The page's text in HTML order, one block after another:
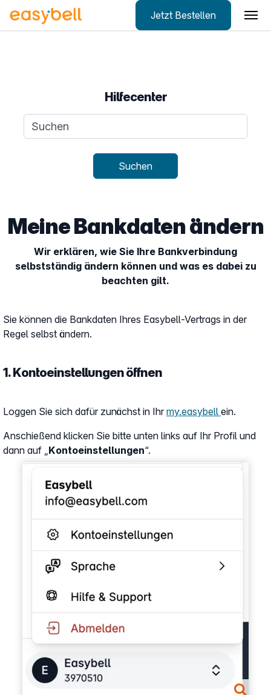
Jetzt Bestellen
Hilfecenter
Suchanfrage
Suchen
Meine Bankdaten ändern
Wir erklären, wie Sie Ihre Bankverbindung
selbstständig ändern können und was es dabei zu
beachten gilt.
Sie können die Bankdaten Ihres Easybell-Vertrags in der
Regel selbst ändern.
1. Kontoeinstellungen öffnen
Loggen Sie sich dafür zunächst in Ihr my.easybell ein.
Anschießend klicken Sie bitte unten links auf Ihr Profil und
dann auf „Kontoeinstellungen“.